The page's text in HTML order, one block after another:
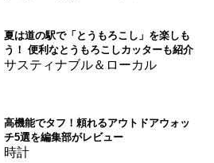
夏は道の駅で「とうもろこし」を楽しも
う！ 便利なとうもろこしカッターも紹介
サスティナブル＆ローカル
高機能でタフ！頼れるアウトドアウォッ
チ5選を編集部がレビュー
時計